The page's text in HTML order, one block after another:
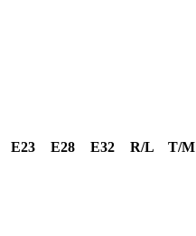
E23 E28 E32 R/L T/M